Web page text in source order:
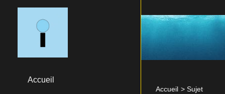
Accueil > Sujet
Accueil